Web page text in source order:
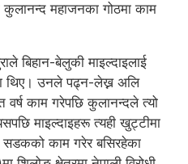
महाजनका गोठमा काम
बिहान-बेलुकी माइल्दाइलाई
थिए। उनले पढ्न-लेख्न अलि
वर्ष काम गरेपछि कुलानन्दले त्यो
माइल्दाइहरू त्यही खुट्टीमा
सडकको काम गरेर बसिरहेका